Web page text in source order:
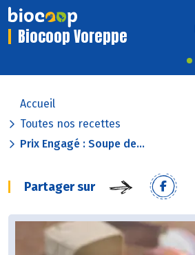
Biocoop Voreppe
Accueil
Toutes nos recettes
Prix Engagé : Soupe de...
Partager sur